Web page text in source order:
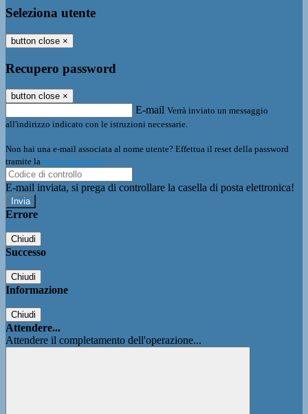
Seleziona utente
button close ×
Recupero password
button close ×
E-mail Verrà inviato un messaggio
all'indirizzo indicato con le istruzioni necessarie.
Non hai una e-mail associata al nome utente? Effettua il reset della password
tramite la Login Spaggiari
E-mail inviata, si prega di controllare la casella di posta elettronica!
Errore
Chiudi
Successo
Chiudi
Informazione
Chiudi
Attendere...
Attendere il completamento dell'operazione...